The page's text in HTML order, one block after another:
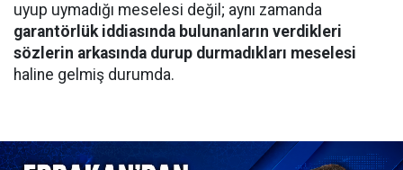
uyup uymadığı meselesi değil; aynı zamanda
garantörlük iddiasında bulunanların verdikleri
sözlerin arkasında durup durmadıkları meselesi
haline gelmiş durumda.